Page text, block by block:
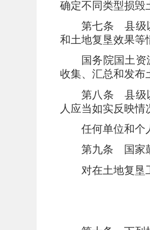
确定不同类型损毁
第七条 县级
和土地复垦效果等
国务院国土
收集、汇总和发布
第八条 县级
人应当如实反映情
任何单位和个
第九条 国家
对在土地复垦